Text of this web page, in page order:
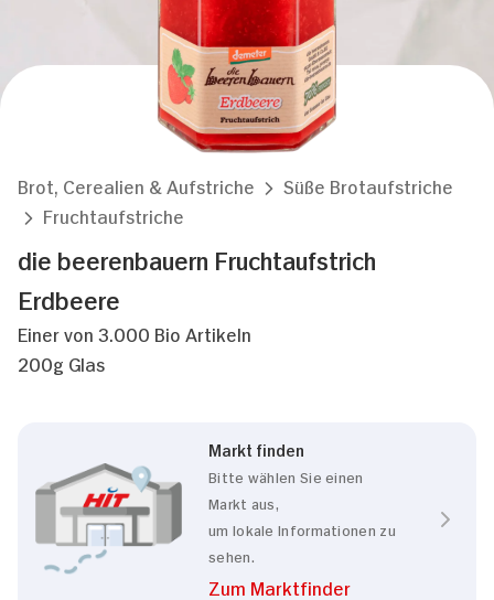
Brot, Cerealien & Aufstriche
Süße Brotaufstriche
Fruchtaufstriche
die beerenbauern Fruchtaufstrich
Erdbeere
Einer von 3.000 Bio Artikeln
200g Glas
Markt finden
Bitte wählen Sie einen
Markt aus,
um lokale Informationen zu
sehen.
Zum Marktfinder